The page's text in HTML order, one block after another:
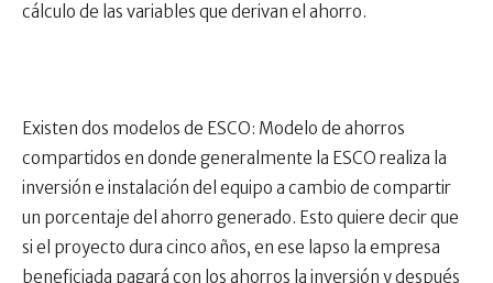
cálculo de las variables que derivan el ahorro.
Existen dos modelos de ESCO: Modelo de ahorros
compartidos en donde generalmente la ESCO realiza la
inversión e instalación del equipo a cambio de compartir
un porcentaje del ahorro generado. Esto quiere decir que
si el proyecto dura cinco años, en ese lapso la empresa
beneficiada pagará con los ahorros la inversión y después